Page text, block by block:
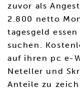
zuvor als
2.800 netto
tagesgeld
suchen.
auf ihren pc e-
Neteller und
Anteile zu